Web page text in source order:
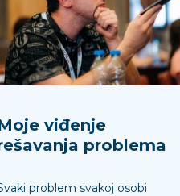
viđenje
problema
problem svakoj osobi